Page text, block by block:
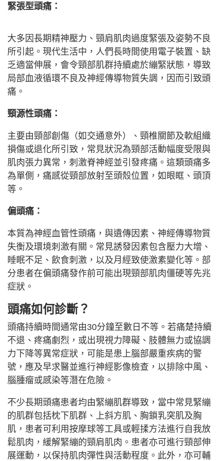
緊張型頭痛：
大多因長期精神壓力、頸肩肌肉過度緊張及姿勢不良
所引起。現代生活中，人們長時間使用電子裝置、缺
乏適當伸展，會令頸部肌群持續處於繃緊狀態，導致
局部血液循環不良及神經傳導物質失調，因而引致頭
痛。
頸源性頭痛：
主要由頸部創傷（如交通意外）、頸椎關節及軟組織
損傷或退化所引致，常見狀況為頸部活動幅度受限與
肌肉張力異常，刺激脊神經並引發疼痛。這類頭痛多
為單側，痛感從頸部放射至頭殼位置，如眼眶、頭頂
等。
偏頭痛：
本質為神經血管性頭痛，與遺傳因素、神經傳導物質
失衡及環境刺激有關。常見誘發因素包含壓力大增、
睡眠不足、飲食刺激，以及月經致使激素變化等。部
分患者在偏頭痛發作前可能出現頸部肌肉僵硬等先兆
症狀。
頭痛如何診斷？
頭痛持續時間通常由30分鐘至數日不等。若痛楚持續
不退、疼痛劇烈，或出現視力障礙、肢體無力或協調
力下降等異常症狀，可能是患上腦部嚴重疾病的警
號，應及早求醫並進行神經影像檢查，以排除中風、
腦腫瘤或感染等潛在危險。
不少長期頭痛患者均由緊繃肌群導致，當中常見緊繃
的肌群包括枕下肌群、上斜方肌、胸鎖乳突肌及胸
肌，患者可利用按摩球等工具或輕揉方法進行自我放
鬆肌肉，緩解緊繃的頸肩肌肉。患者亦可進行頸部伸
展運動，以保持肌肉彈性與活動程度。此外，亦可輔